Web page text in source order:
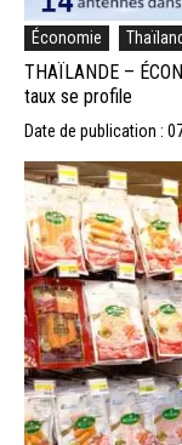
Économie
THAÏLANDE –
taux se profile
Date de publication :